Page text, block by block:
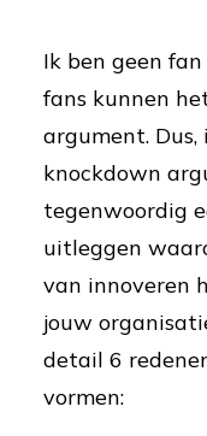
Ik ben geen
fans kunnen
argument.
knockdown
tegenwoordig
uitleggen
van innoveren
jouw
detail 6
vormen: